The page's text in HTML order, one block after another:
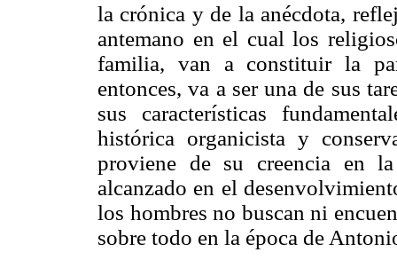
la crónica y de la anécdota,
antemano en el cual los
familia, van a constituir la
entonces, va a ser una de sus
sus características
histórica organicista y
proviene de su creencia en
alcanzado en el
los hombres no buscan ni
sobre todo en la época de